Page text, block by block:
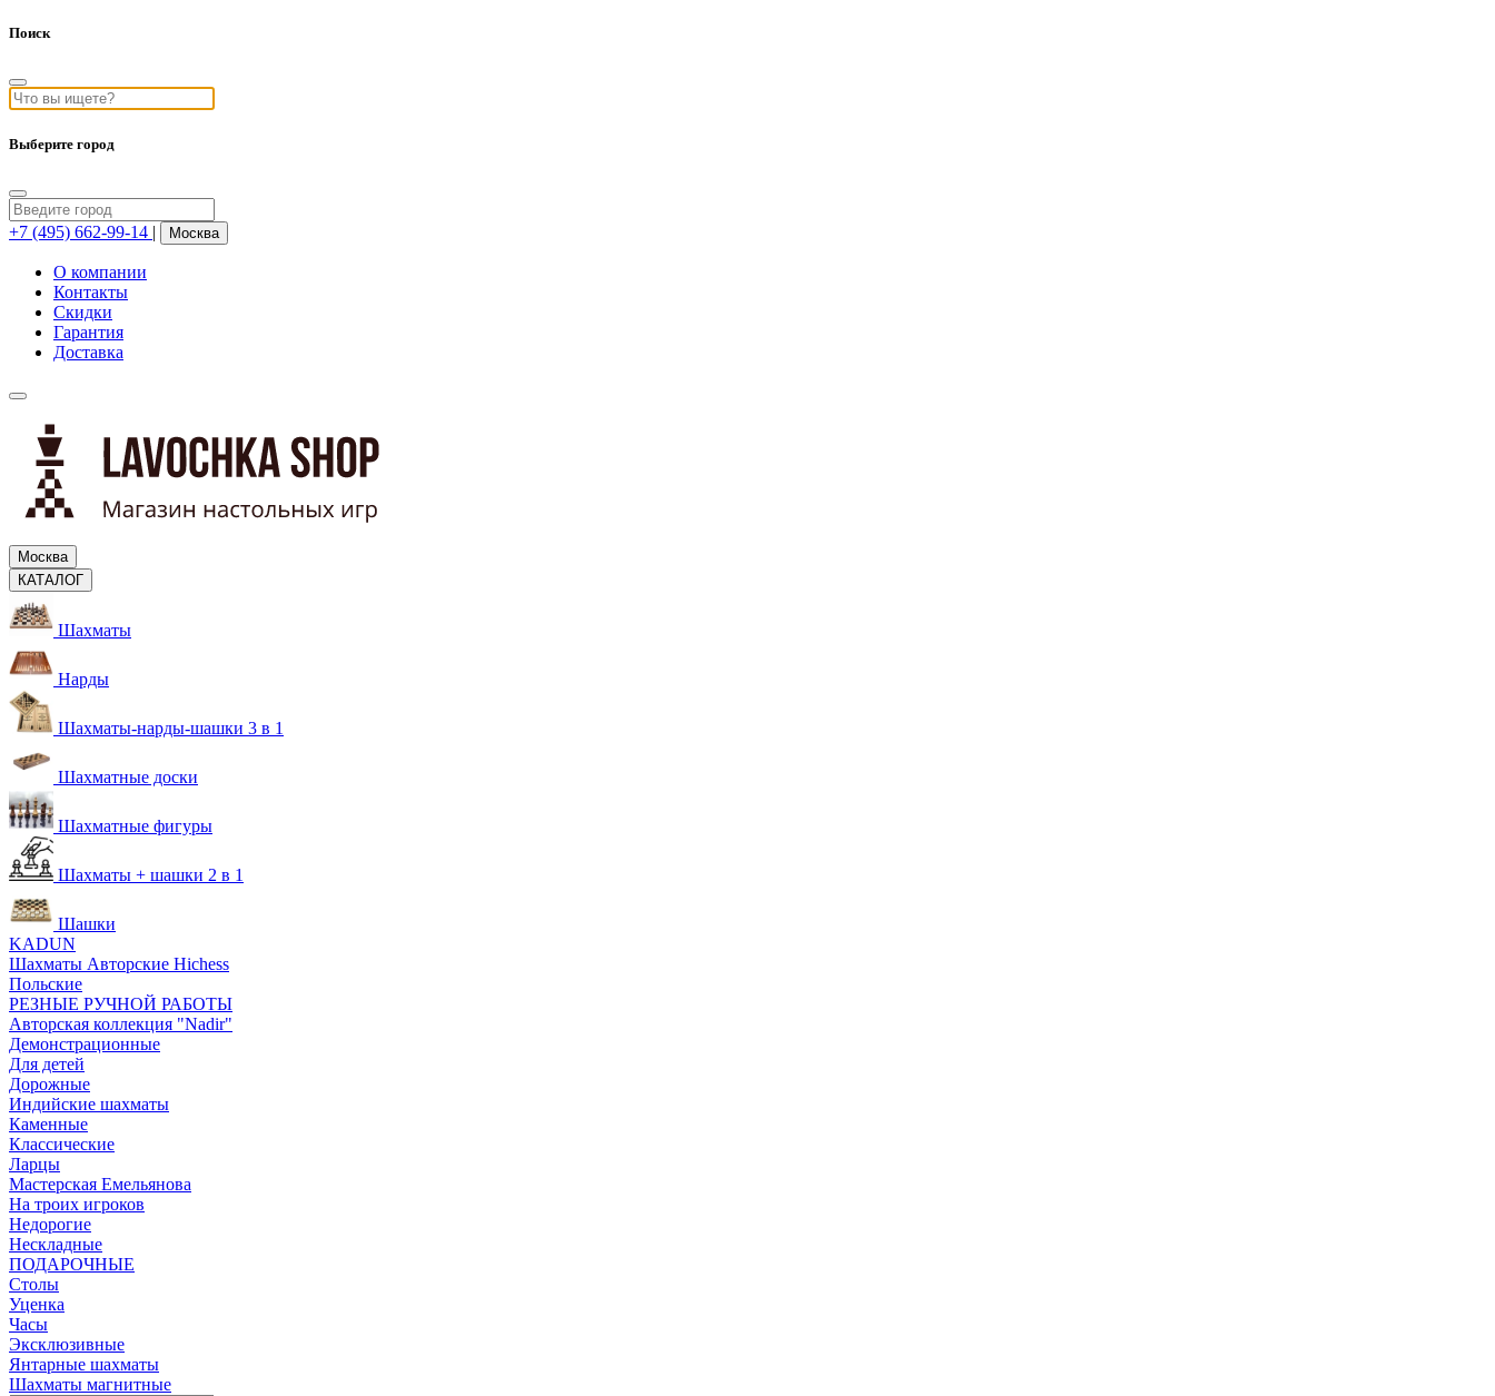
Поиск
Выберите город
+7 (495) 662-99-14 | Москва
О компании
Контакты
Скидки
Гарантия
Доставка
Москва
КАТАЛОГ
Шахматы
Нарды
Шахматы-нарды-шашки 3 в 1
Шахматные доски
Шахматные фигуры
Шахматы + шашки 2 в 1
Шашки
KADUN
Шахматы Авторские Hichess
Польские
РЕЗНЫЕ РУЧНОЙ РАБОТЫ
Авторская коллекция "Nadir"
Демонстрационные
Для детей
Дорожные
Индийские шахматы
Каменные
Классические
Ларцы
Мастерская Емельянова
На троих игроков
Недорогие
Нескладные
ПОДАРОЧНЫЕ
Столы
Уценка
Часы
Эксклюзивные
Янтарные шахматы
Шахматы магнитные